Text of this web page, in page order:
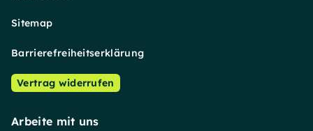
Sitemap
Barrierefreiheitserklärung
Vertrag widerrufen
Arbeite mit uns